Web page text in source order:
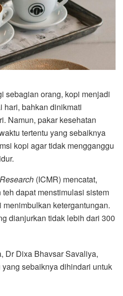
sebagian orang, kopi menjadi
hari, bahkan dinikmati
Namun, pakar kesehatan
tertentu yang sebaiknya
kopi agar tidak mengganggu
(ICMR) mencatat,
dapat menstimulasi sistem
ketergantungan.
dianjurkan tidak lebih dari 300
Dr Dixa Bhavsar Savaliya,
sebaiknya dihindari untuk